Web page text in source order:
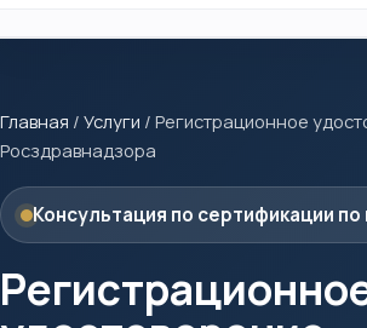
Главная / Услуги / Регистрационное
Росздравнадзора
Консультация по сертификации по